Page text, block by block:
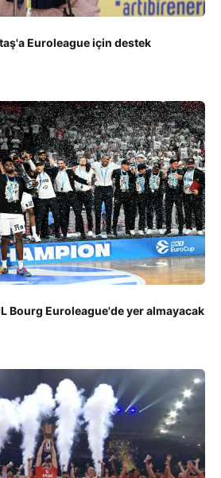
Euroleague için destek
Bourg Euroleague'de yer almayacak